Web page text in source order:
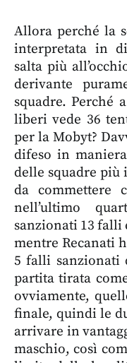
Allora perché la
interpretata in
salta più
derivante
squadre.
liberi vede 36
per la Mobyt?
difeso in
delle squadre più
da commettere
nell’ultimo
sanzionati 13 falli
mentre Recanati
5 falli sanzionati
partita tirata
ovviamente,
finale, quindi le
arrivare in
maschio, così